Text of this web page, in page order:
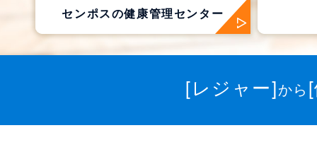
センポスの健康管理センター
[レジャー] から